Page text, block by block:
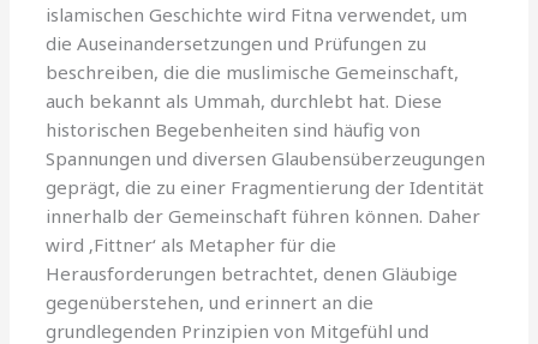
islamischen Geschichte wird Fitna verwendet, um
die Auseinandersetzungen und Prüfungen zu
beschreiben, die die muslimische Gemeinschaft,
auch bekannt als Ummah, durchlebt hat. Diese
historischen Begebenheiten sind häufig von
Spannungen und diversen Glaubensüberzeugungen
geprägt, die zu einer Fragmentierung der Identität
innerhalb der Gemeinschaft führen können. Daher
wird ‚Fittner‘ als Metapher für die
Herausforderungen betrachtet, denen Gläubige
gegenüberstehen, und erinnert an die
grundlegenden Prinzipien von Mitgefühl und